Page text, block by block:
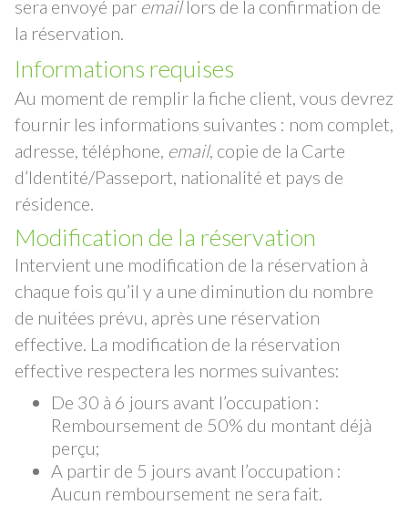
sera envoyé par emaillors de la confirmation de
la réservation.
Informations requises
Au moment de remplir la fiche client, vous devrez
fournir les informations suivantes : nom complet,
adresse, téléphone, email, copie de la Carte
d’Identité/Passeport, nationalité et pays de
résidence.
Modification de la réservation
Intervient une modification de la réservation à
chaque fois qu’il y a une diminution du nombre
de nuitées prévu, après une réservation
effective. La modification de la réservation
effective respectera les normes suivantes:
De 30 à 6 jours avant l’occupation :
Remboursement de 50% du montant déjà
perçu;
A partir de 5 jours avant l’occupation :
Aucun remboursement ne sera fait.